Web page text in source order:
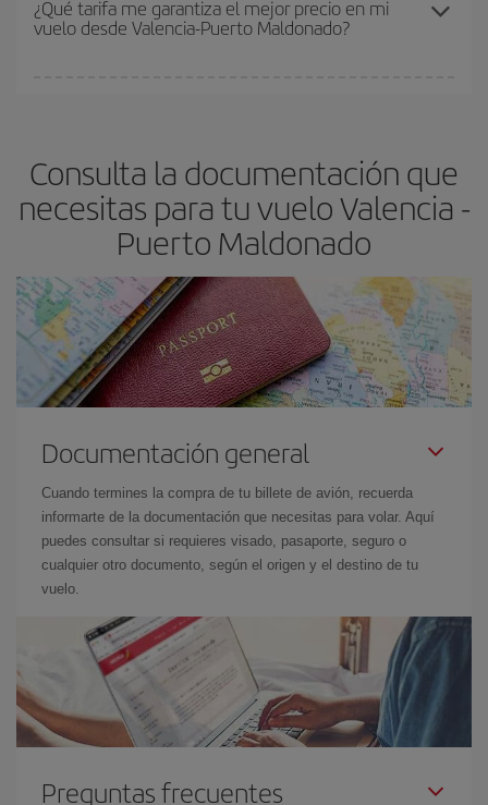
y de que las tarifas más baratas (turista) estén disponibles o se
¿Qué tarifa me garantiza el mejor precio en mi
vuelo desde Valencia-Puerto Maldonado?
Consulta la documentación que
necesitas para tu vuelo Valencia -
Puerto Maldonado
Documentación general
Cuando termines la compra de tu billete de avión, recuerda
informarte de la documentación que necesitas para volar. Aquí
puedes consultar si requieres visado, pasaporte, seguro o
cualquier otro documento, según el origen y el destino de tu
vuelo.
Preguntas frecuentes